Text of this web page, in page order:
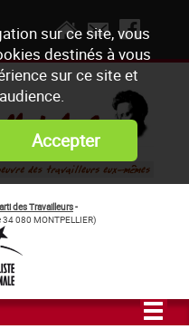
sur ce site, vous
destinés à vous
sur ce site et
Accepter
des Travailleurs-
34 080 MONTPELLIER)